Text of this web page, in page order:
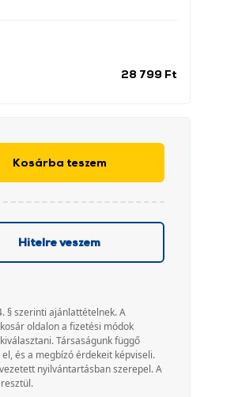
időszak
28 799 Ft
Kosárba teszem
Hitelre veszem
§ szerinti ajánlattételnek. A
oldalon a fizetési módok
Társaságunk függő
és a megbízó érdekeit képviseli.
nyilvántartásban szerepel. A